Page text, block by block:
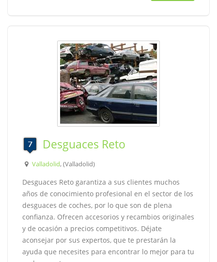
Desguaces Reto
Valladolid, (Valladolid)
Desguaces Reto garantiza a sus clientes muchos
años de conocimiento profesional en el sector de los
desguaces de coches, por lo que son de plena
confianza. Ofrecen accesorios y recambios originales
y de ocasión a precios competitivos. Déjate
aconsejar por sus expertos, que te prestarán la
ayuda que necesites para encontrar lo mejor para tu